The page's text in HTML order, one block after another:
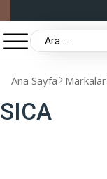
Ana Sayfa Markalar
SICA